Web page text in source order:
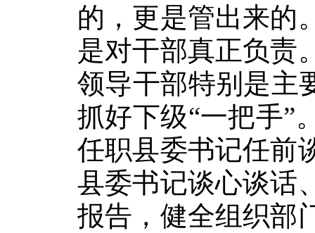
的，更是管出来的
是对干部真正负责
领导干部特别是主
抓好下级“一把手”
任职县委书记任前
县委书记谈心谈话
报告，健全组织部